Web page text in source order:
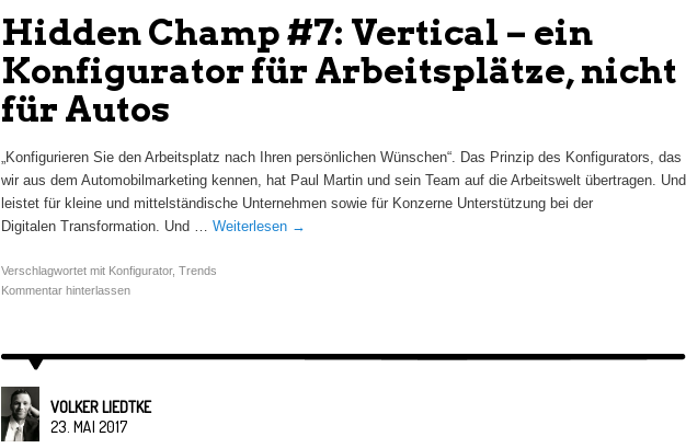
Hidden Champ #7: Vertical – ein
Konfigurator für Arbeitsplätze, nicht
für Autos
„Konfigurieren Sie den Arbeitsplatz nach Ihren persönlichen Wünschen“. Das Prinzip des Konfigurators, das
wir aus dem Automobilmarketing kennen, hat Paul Martin und sein Team auf die Arbeitswelt übertragen. Und
leistet für kleine und mittelständische Unternehmen sowie für Konzerne Unterstützung bei der
Digitalen Transformation. Und … Weiterlesen →
Verschlagwortet mit Konfigurator, Trends
Kommentar hinterlassen
VOLKER LIEDTKE
23. MAI 2017